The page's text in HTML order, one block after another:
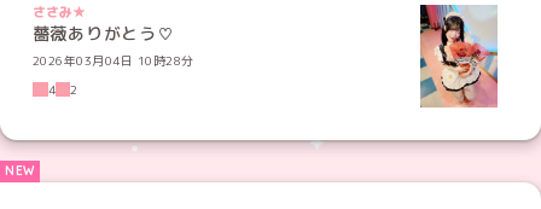
ささみ★
薔薇ありがとう♡
2026年03月04日 10時28分
4
2